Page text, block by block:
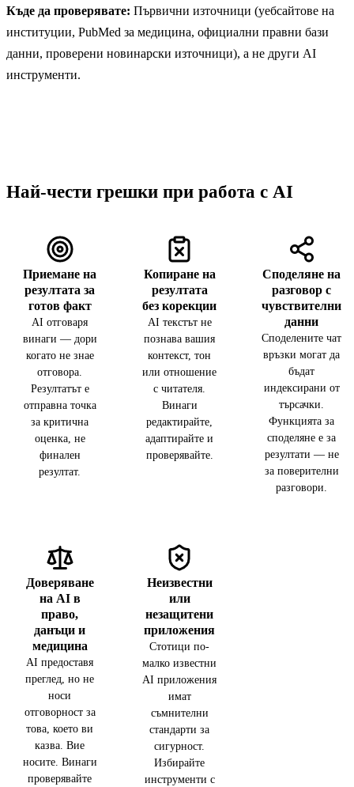
Къде да проверявате: Първични източници (уебсайтове на
институции, PubMed за медицина, официални правни бази
данни, проверени новинарски източници), а не други AI
инструменти.
Най-чести грешки при работа с AI
Приемане на
резултата за
готов факт
AI отговаря
винаги — дори
когато не знае
отговора.
Резултатът е
отправна точка
за критична
оценка, не
финален
резултат.
Копиране на
резултата
без корекции
AI текстът не
познава вашия
контекст, тон
или отношение
с читателя.
Винаги
редактирайте,
адаптирайте и
проверявайте.
Споделяне на
разговор с
чувствителни
данни
Споделените чат
връзки могат да
бъдат
индексирани от
търсачки.
Функцията за
споделяне е за
резултати — не
за поверителни
разговори.
Доверяване
на AI в
право,
данъци и
медицина
AI предоставя
преглед, но не
носи
отговорност за
това, което ви
казва. Вие
носите. Винаги
проверявайте
Неизвестни
или
незащитени
приложения
Стотици по-
малко известни
AI приложения
имат
съмнителни
стандарти за
сигурност.
Избирайте
инструменти с